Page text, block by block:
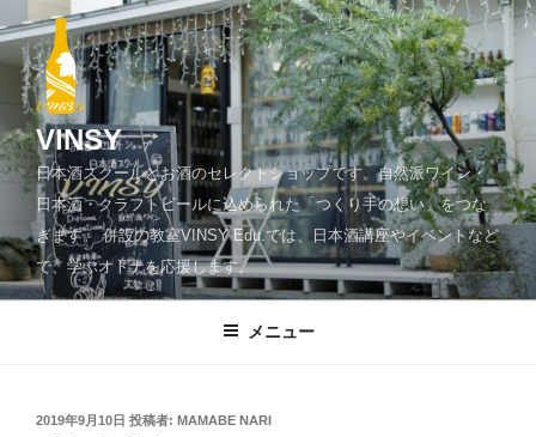
ン
ツ
へ
ッ
プ
VINSY
日本酒スクールとお酒のセレクトショップです。自然派ワイン・
日本酒・クラフトビールに込められた「つくり手の想い」をつな
ぎます。 併設の教室VINSY Edu.では、日本酒講座やイベントなど
で、学ぶオトナを応援します。
メニュー
投
2019年9月10日 投稿者: MAMABE NARI